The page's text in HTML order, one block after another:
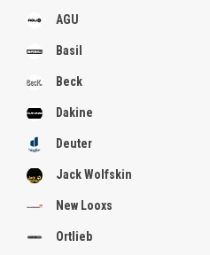
AGU
Basil
Beck
Dakine
Deuter
Jack Wolfskin
New Looxs
Ortlieb